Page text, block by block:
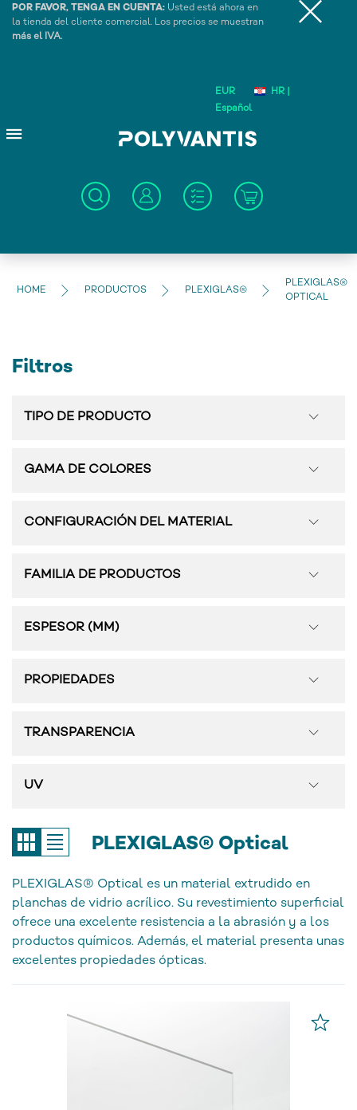
POR FAVOR, TENGA EN CUENTA: Usted está ahora en
la tienda del cliente comercial. Los precios se muestran
más el IVA.
EUR
HR |
Español
HOME PRODUCTOS PLEXIGLAS®
PLEXIGLAS®
OPTICAL
Filtros
TIPO DE PRODUCTO
GAMA DE COLORES
CONFIGURACIÓN DEL MATERIAL
FAMILIA DE PRODUCTOS
ESPESOR (MM)
PROPIEDADES
TRANSPARENCIA
UV
PLEXIGLAS® Optical
PLEXIGLAS® Optical es un material extrudido en
planchas de vidrio acrílico. Su revestimiento superficial
ofrece una excelente resistencia a la abrasión y a los
productos químicos. Además, el material presenta unas
excelentes propiedades ópticas.